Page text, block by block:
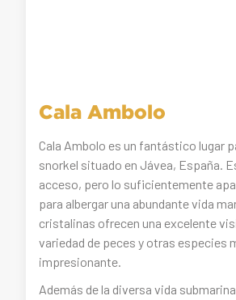
Cala Ambolo
Cala Ambolo es un fantástico lugar
snorkel situado en Jávea, España.
acceso, pero lo suficientemente
para albergar una abundante vida
cristalinas ofrecen una excelente
variedad de peces y otras especies
impresionante.
Además de la diversa vida